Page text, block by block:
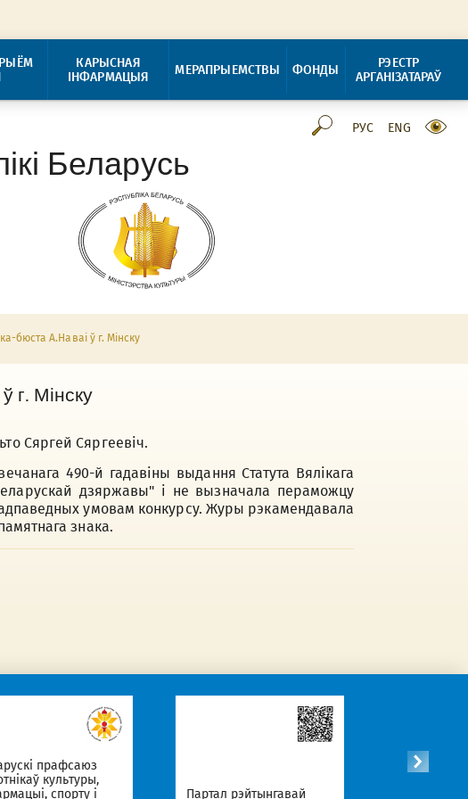
КАРЫСНАЯ
ІНФАРМАЦЫЯ
МЕРАПРЫЕМСТВЫ ФОНДЫ
РЭЕСТР
АРГАНІЗАТАРАЎ
РУС ENG
Беларусь
бюста А.Наваі ў г. Мінску
г. Мінску
Сяргей Сяргеевіч.
490-й гадавіны выдання Статута Вялікага
дзяржавы" і не вызначала пераможцу
адпаведных умовам конкурсу. Журы рэкамендавала
знака.
Партал рэйтынгавай
рэсурсы Рэспублікі